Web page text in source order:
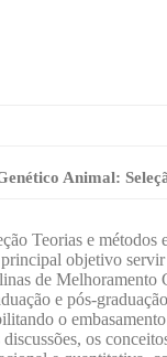
Animal:
Teorias e métodos
objetivo
de Melhoramento
e pós-
o
discussões, os